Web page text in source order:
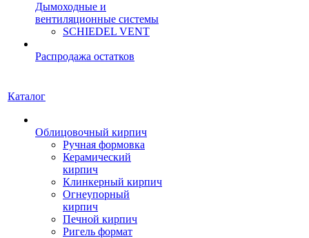
Дымоходные и
вентиляционные системы
SCHIEDEL VENT
Распродажа остатков
Каталог
Облицовочный кирпич
Ручная формовка
Керамический
кирпич
Клинкерный кирпич
Огнеупорный
кирпич
Печной кирпич
Ригель формат